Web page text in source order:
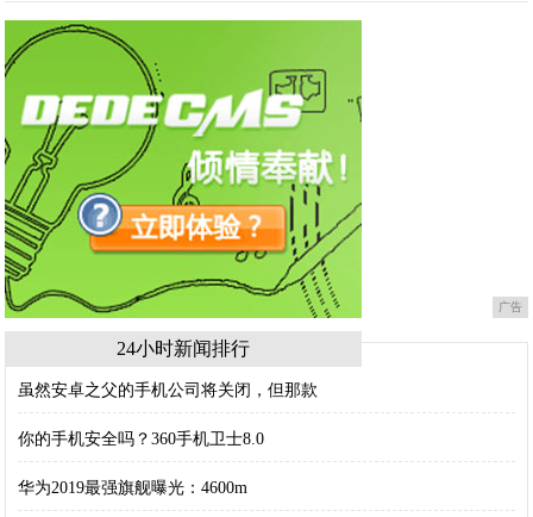
广告
24小时新闻排行
虽然安卓之父的手机公司将关闭，但那款
你的手机安全吗？360手机卫士8.0
华为2019最强旗舰曝光：4600m